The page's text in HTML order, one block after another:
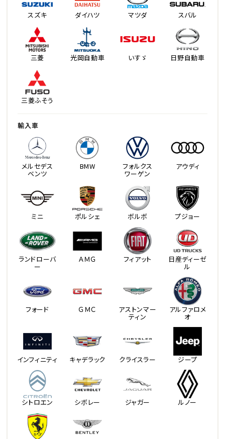
スズキ ダイハツ マツダ スバル
三菱 光岡自動車 いすゞ 日野自動車
三菱ふそう
輸入車
メルセデス
ベンツ
BMW フォルクス
ワーゲン
アウディ
ミニ ポルシェ ボルボ プジョー
ランドローバ
ー
ＡＭＧ フィアット 日産ディーゼ
ル
フォード ＧＭＣ アストンマー
ティン
アルファロメ
オ
インフィニティ キャデラック クライスラー ジープ
シトロエン シボレー ジャガー ルノー